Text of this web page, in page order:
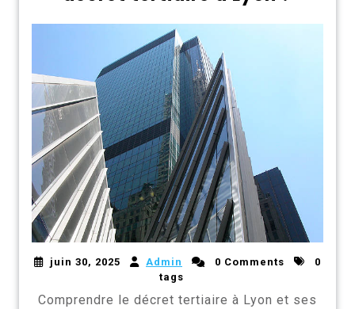
juin 30, 2025 Admin 0 Comments
0
tags
Comprendre le décret tertiaire à Lyon et ses